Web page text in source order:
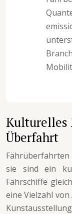
Kulturelles
Überfahrt
sie sind ein
Fährschiffe
eine Vielzahl